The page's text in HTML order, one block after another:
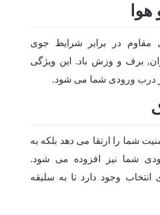
مقاوم در برابر شرایط جوی
برف و وزش باد. این ویژگی
درب ورودی شما می شود.
شما را ارتقا می دهد بلکه به
شما نیز افزوده می شود.
وجود دارد تا به سلیقه